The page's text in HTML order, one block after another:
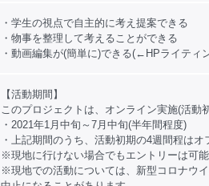
・学生の視点で自主的に考え提案できる
・物事を整理して考えることができる
・動画編集が(簡単に)できる(←HPライティ
【活動期間】
このプロジェクトは、オンライン実施(活動
・2021年1月中旬～7月中旬(半年間程度)
・上記期間のうち、活動初期の4週間程は
※現地に行けない場合でもエントリーは可
※現地での活動については、新型コロナウ